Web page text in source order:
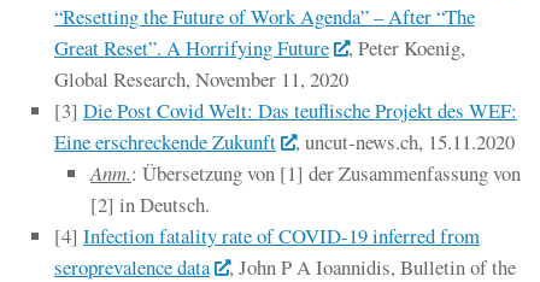
“Resetting the Future of Work Agenda” – After “The
Great Reset”. A Horrifying Future
, Peter Koenig,
Global Research, November 11, 2020
[3] Die Post Covid Welt: Das teuflische Projekt des WEF:
Eine erschreckende Zukunft
, uncut-news.ch, 15.11.2020
Anm.: Übersetzung von [1] der Zusammenfassung von
[2] in Deutsch.
[4] Infection fatality rate of COVID-19 inferred from
seroprevalence data
, John P A Ioannidis, Bulletin of the